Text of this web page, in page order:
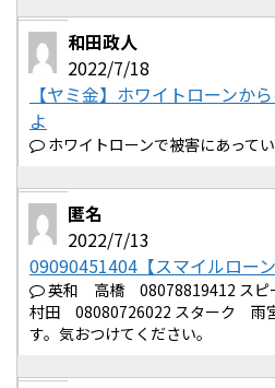
和田政人
2022/7/18
【ヤミ金】ホワイトローンか
よ
ホワイトローンで被害にあって
匿名
2022/7/13
09090451404【スマイルロー
英和 高橋 08078819412 ス
村田 08080726022 スターク 雨
す。気おつけてください。